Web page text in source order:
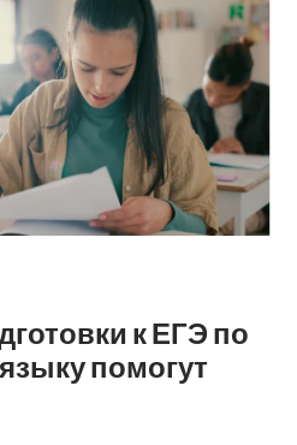
к ЕГЭ по
помогут